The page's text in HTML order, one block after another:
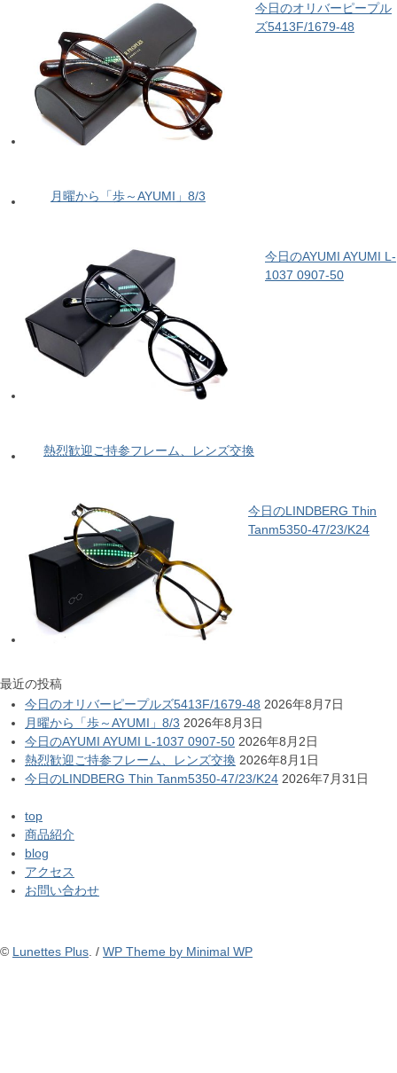
今日のオリバーピープル
ズ5413F/1679-48
月曜から「歩～AYUMI」8/3
今日のAYUMI AYUMI L-
1037 0907-50
熱烈歓迎ご持参フレーム、レンズ交換
今日のLINDBERG Thin
Tanm5350-47/23/K24
最近の投稿
今日のオリバーピープルズ5413F/1679-48 2026年8月7日
月曜から「歩～AYUMI」8/3 2026年8月3日
今日のAYUMI AYUMI L-1037 0907-50 2026年8月2日
熱烈歓迎ご持参フレーム、レンズ交換 2026年8月1日
今日のLINDBERG Thin Tanm5350-47/23/K24 2026年7月31日
top
商品紹介
blog
アクセス
お問い合わせ
© Lunettes Plus. / WP Theme by Minimal WP